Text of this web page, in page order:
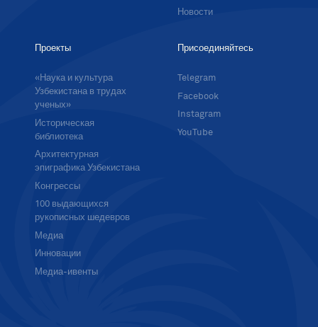
Новости
Проекты
«Наука и культура
Узбекистана в трудах
ученых»
Историческая
библиотека
Архитектурная
эпиграфика Узбекистана
Конгрессы
100 выдающихся
рукописных шедевров
Медиа
Инновации
Медиа-ивенты
Присоединяйтесь
Telegram
Facebook
Instagram
YouTube